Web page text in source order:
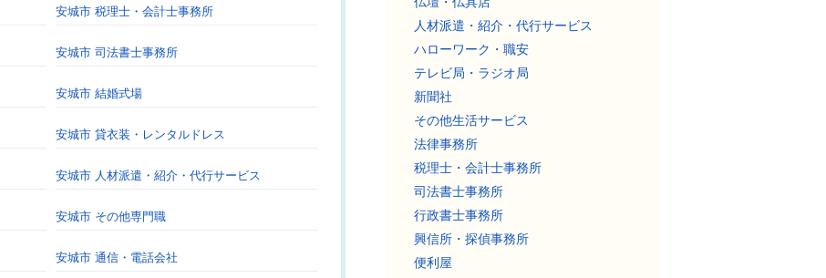
安城市 税理士・会計士事務所
安城市 司法書士事務所
安城市 結婚式場
安城市 貸衣装・レンタルドレス
安城市 人材派遣・紹介・代行サービス
安城市 その他専門職
安城市 通信・電話会社
人材派遣・紹介・代行サービス
ハローワーク・職安
テレビ局・ラジオ局
新聞社
その他生活サービス
法律事務所
税理士・会計士事務所
司法書士事務所
行政書士事務所
興信所・探偵事務所
便利屋